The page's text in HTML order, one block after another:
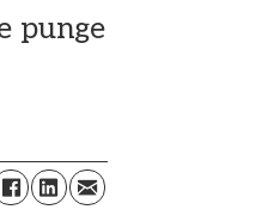
punge